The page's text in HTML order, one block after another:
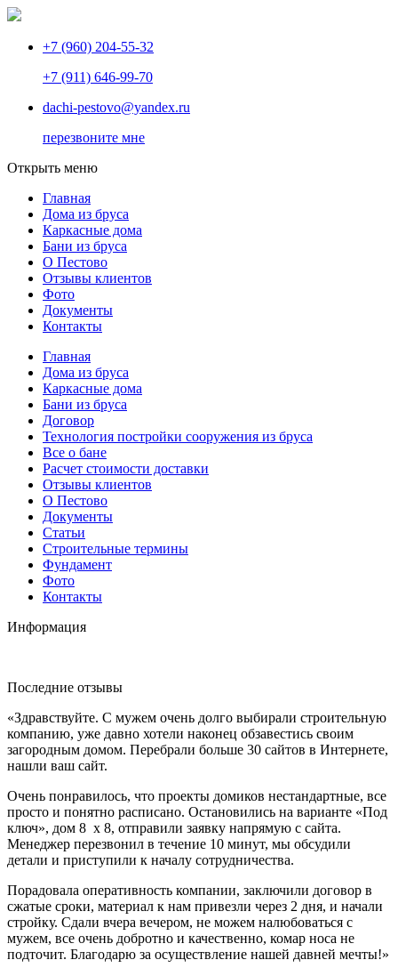
+7 (960) 204-55-32
+7 (911) 646-99-70
dachi-pestovo@yandex.ru
перезвоните мне
Открыть меню
Главная
Дома из бруса
Каркасные дома
Бани из бруса
О Пестово
Отзывы клиентов
Фото
Документы
Контакты
Главная
Дома из бруса
Каркасные дома
Бани из бруса
Договор
Технология постройки сооружения из бруса
Все о бане
Расчет стоимости доставки
Отзывы клиентов
О Пестово
Документы
Статьи
Строительные термины
Фундамент
Фото
Контакты
Информация
Последние отзывы
«Здравствуйте. С мужем очень долго выбирали строительную
компанию, уже давно хотели наконец обзавестись своим
загородным домом. Перебрали больше 30 сайтов в Интернете,
нашли ваш сайт.
Очень понравилось, что проекты домиков нестандартные, все
просто и понятно расписано. Остановились на варианте «Под
ключ», дом 8 х 8, отправили заявку напрямую с сайта.
Менеджер перезвонил в течение 10 минут, мы обсудили
детали и приступили к началу сотрудничества.
Порадовала оперативность компании, заключили договор в
сжатые сроки, материал к нам привезли через 2 дня, и начали
стройку. Сдали вчера вечером, не можем налюбоваться с
мужем, все очень добротно и качественно, комар носа не
подточит. Благодарю за осуществление нашей давней мечты!»